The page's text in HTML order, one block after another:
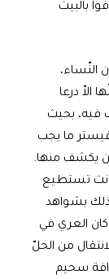
بالبيت
الاّ درعا
بحيث
فيستر ما يجب
يكشف منها.
تستطيع
ذلك بشواهد
كان العري في
من الحلّ
سحيم